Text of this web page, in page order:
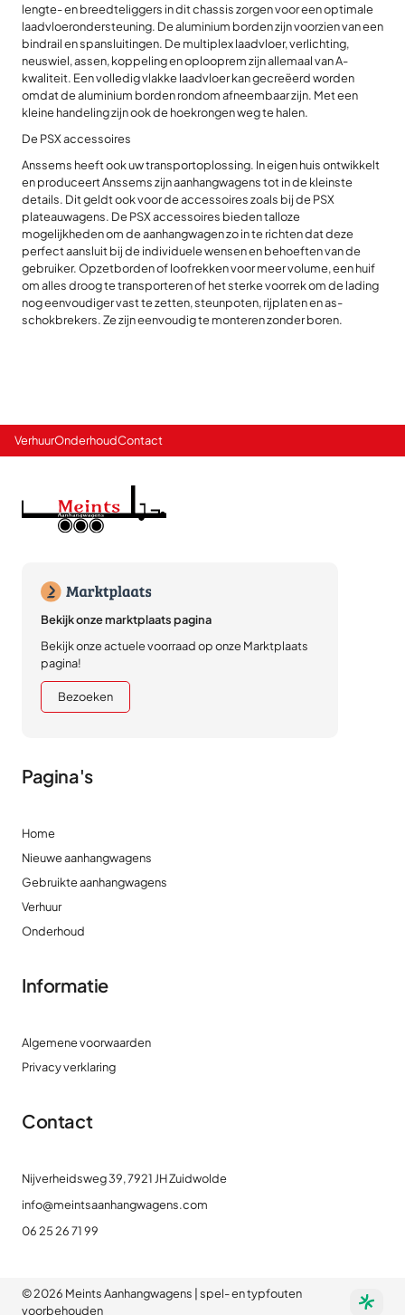
lengte- en breedteliggers in dit chassis zorgen voor een optimale
laadvloerondersteuning. De aluminium borden zijn voorzien van een
bindrail en spansluitingen. De multiplex laadvloer, verlichting,
neuswiel, assen, koppeling en oplooprem zijn allemaal van A-
kwaliteit. Een volledig vlakke laadvloer kan gecreëerd worden
omdat de aluminium borden rondom afneembaar zijn. Met een
kleine handeling zijn ook de hoekrongen weg te halen.
De PSX accessoires
Anssems heeft ook uw transportoplossing. In eigen huis ontwikkelt
en produceert Anssems zijn aanhangwagens tot in de kleinste
details. Dit geldt ook voor de accessoires zoals bij de PSX
plateauwagens. De PSX accessoires bieden talloze
mogelijkheden om de aanhangwagen zo in te richten dat deze
perfect aansluit bij de individuele wensen en behoeften van de
gebruiker. Opzetborden of loofrekken voor meer volume, een huif
om alles droog te transporteren of het sterke voorrek om de lading
nog eenvoudiger vast te zetten, steunpoten, rijplaten en as-
schokbrekers. Ze zijn eenvoudig te monteren zonder boren.
VerhuurOnderhoudContact
Bekijk onze marktplaats pagina
Bekijk onze actuele voorraad op onze Marktplaats
pagina!
Bezoeken
Pagina's
Home
Nieuwe aanhangwagens
Gebruikte aanhangwagens
Verhuur
Onderhoud
Informatie
Algemene voorwaarden
Privacy verklaring
Contact
Nijverheidsweg 39, 7921 JH Zuidwolde
info@meintsaanhangwagens.com
06 25 26 71 99
©2026 Meints Aanhangwagens | spel- en typfouten
voorbehouden